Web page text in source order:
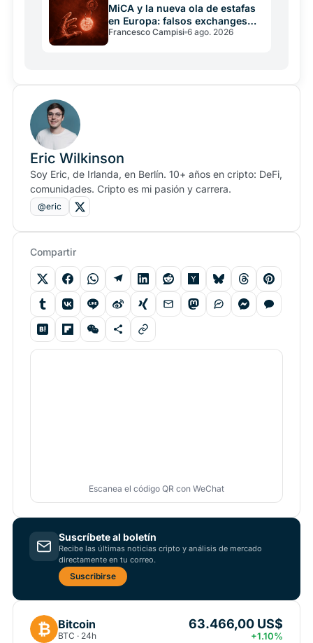
MiCA y la nueva ola de estafas
en Europa: falsos exchanges
roban cripto
Francesco Campisi 6 ago. 2026
Eric Wilkinson
Soy Eric, de Irlanda, en Berlín. 10+ años en cripto: DeFi,
comunidades. Cripto es mi pasión y carrera.
@eric
Compartir
Escanea el código QR con WeChat
Suscríbete al boletín
Recibe las últimas noticias cripto y análisis de mercado
directamente en tu correo.
Suscribirse
₿ Bitcoin
BTC · 24h
63.466,00 US$
+1.10%